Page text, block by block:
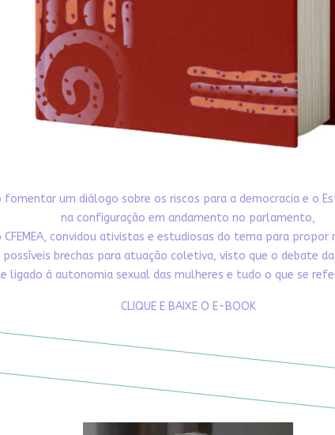
fomentar um diálogo sobre os riscos para a democracia e o
na configuração em andamento no parlamento,
CFEMEA, convidou ativistas e estudiosas do tema para propor
possíveis brechas para atuação coletiva, visto que o debate
ligado à autonomia sexual das mulheres e tudo o que se
CLIQUE E BAIXE O E-BOOK